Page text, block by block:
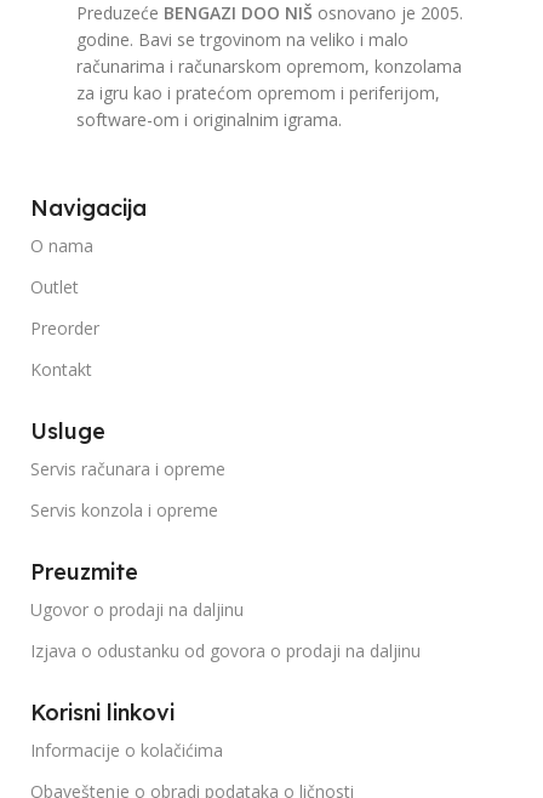
Preduzeće BENGAZI DOO NIŠ osnovano je 2005.
godine. Bavi se trgovinom na veliko i malo
računarima i računarskom opremom, konzolama
za igru kao i pratećom opremom i periferijom,
software-om i originalnim igrama.
Navigacija
O nama
Outlet
Preorder
Kontakt
Usluge
Servis računara i opreme
Servis konzola i opreme
Preuzmite
Ugovor o prodaji na daljinu
Izjava o odustanku od govora o prodaji na daljinu
Korisni linkovi
Informacije o kolačićima
Obaveštenje o obradi podataka o ličnosti